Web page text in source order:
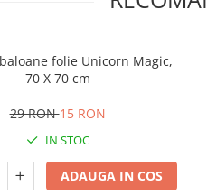
folie Unicorn Magic,
70 X 70 cm
29 RON15 RON
IN STOC
ADAUGA IN COS